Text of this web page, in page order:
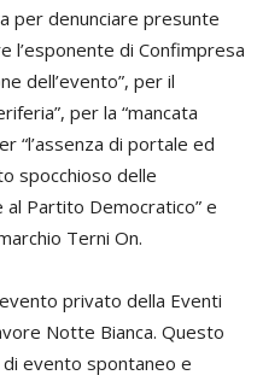
per denunciare presunte
l’esponente di Confimpresa
dell’evento”, per il
per la “mancata
“l’assenza di portale ed
spocchioso delle
Partito Democratico” e
Terni On.
privato della Eventi
Notte Bianca. Questo
evento spontaneo e